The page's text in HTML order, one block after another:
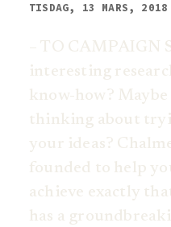
TISDAG, 13 MARS, 2018
– TO CAMPAIGN
interesting
know-how? Maybe
thinking about
your ideas?
founded to help
achieve exactly
has a